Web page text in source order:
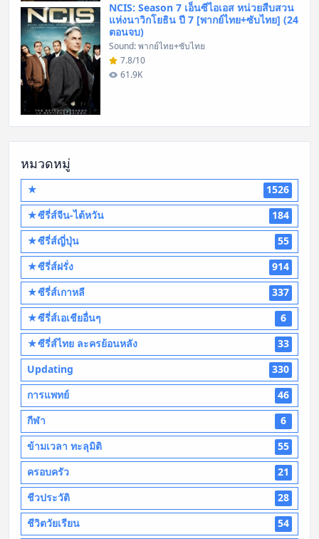
NCIS: Season 7 เอ็นซีไอเอส หน่วยสืบสวน
แห่งนาวิกโยธิน ปี 7 [พากย์ไทย+ซับไทย] (24
ตอนจบ)
Sound: พากย์ไทย+ซับไทย
7.8/10
61.9K
หมวดหมู่
★
1526
★ซีรี่ส์จีน-ไต้หวัน
184
★ซีรี่ส์ญี่ปุ่น
55
★ซีรี่ส์ฝรั่ง
914
★ซีรี่ส์เกาหลี
337
★ซีรี่ส์เอเชียอื่นๆ
6
★ซีรี่ส์ไทย ละครย้อนหลัง
33
Updating
330
การแพทย์
46
กีฬา
6
ข้ามเวลา ทะลุมิติ
55
ครอบครัว
21
ชีวประวัติ
28
ชีวิตวัยเรียน
54